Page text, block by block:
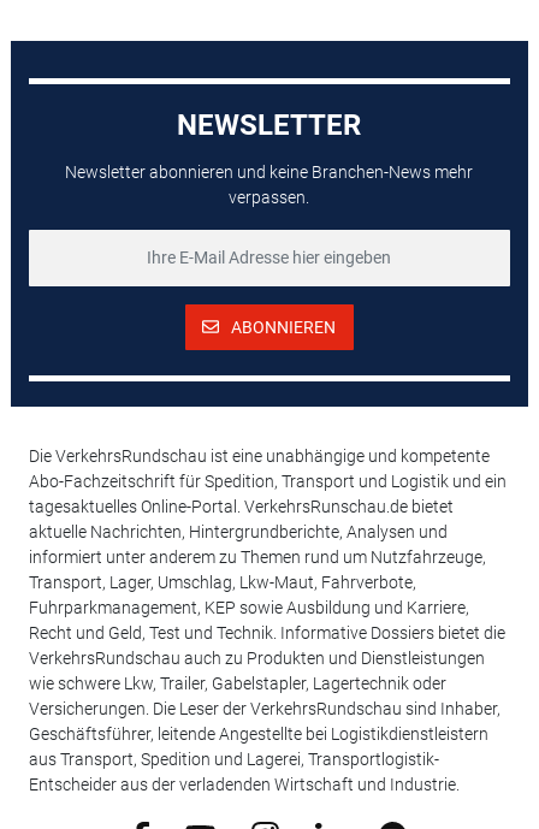
NEWSLETTER
Newsletter abonnieren und keine Branchen-News mehr
verpassen.
ABONNIEREN
Die VerkehrsRundschau ist eine unabhängige und kompetente
Abo-Fachzeitschrift für Spedition, Transport und Logistik und ein
tagesaktuelles Online-Portal. VerkehrsRunschau.de bietet
aktuelle Nachrichten, Hintergrundberichte, Analysen und
informiert unter anderem zu Themen rund um Nutzfahrzeuge,
Transport, Lager, Umschlag, Lkw-Maut, Fahrverbote,
Fuhrparkmanagement, KEP sowie Ausbildung und Karriere,
Recht und Geld, Test und Technik. Informative Dossiers bietet die
VerkehrsRundschau auch zu Produkten und Dienstleistungen
wie schwere Lkw, Trailer, Gabelstapler, Lagertechnik oder
Versicherungen. Die Leser der VerkehrsRundschau sind Inhaber,
Geschäftsführer, leitende Angestellte bei Logistikdienstleistern
aus Transport, Spedition und Lagerei, Transportlogistik-
Entscheider aus der verladenden Wirtschaft und Industrie.